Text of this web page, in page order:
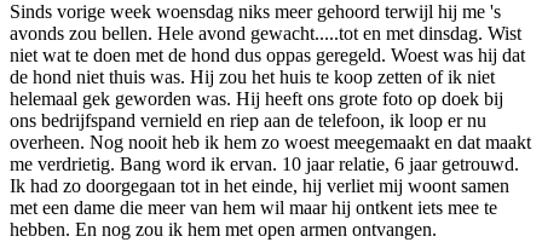
Sinds vorige week woensdag niks meer gehoord terwijl hij me 's
avonds zou bellen. Hele avond gewacht.....tot en met dinsdag. Wist
niet wat te doen met de hond dus oppas geregeld. Woest was hij dat
de hond niet thuis was. Hij zou het huis te koop zetten of ik niet
helemaal gek geworden was. Hij heeft ons grote foto op doek bij
ons bedrijfspand vernield en riep aan de telefoon, ik loop er nu
overheen. Nog nooit heb ik hem zo woest meegemaakt en dat maakt
me verdrietig. Bang word ik ervan. 10 jaar relatie, 6 jaar getrouwd.
Ik had zo doorgegaan tot in het einde, hij verliet mij woont samen
met een dame die meer van hem wil maar hij ontkent iets mee te
hebben. En nog zou ik hem met open armen ontvangen.